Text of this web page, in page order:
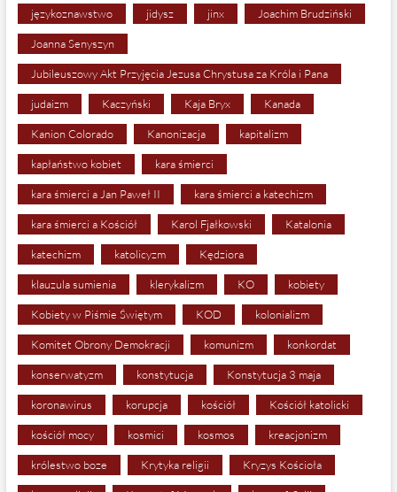
językoznawstwo jidysz jinx Joachim Brudziński
Joanna Senyszyn
Jubileuszowy Akt Przyjęcia Jezusa Chrystusa za Króla i Pana
judaizm Kaczyński Kaja Bryx Kanada
Kanion Colorado Kanonizacja kapitalizm
kapłaństwo kobiet kara śmierci
kara śmierci a Jan Paweł II kara śmierci a katechizm
kara śmierci a Kościół Karol Fjałkowski Katalonia
katechizm katolicyzm Kędziora
klauzula sumienia klerykalizm KO kobiety
Kobiety w Piśmie Świętym KOD kolonializm
Komitet Obrony Demokracji komunizm konkordat
konserwatyzm konstytucja Konstytucja 3 maja
koronawirus korupcja kościół Kościół katolicki
kościół mocy kosmici kosmos kreacjonizm
królestwo boze Krytyka religii Kryzys Kościoła